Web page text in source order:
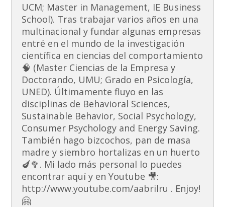
UCM; Master in Management, IE Business
School). Tras trabajar varios años en una
multinacional y fundar algunas empresas
entré en el mundo de la investigación
científica en ciencias del comportamiento
🧠 (Master Ciencias de la Empresa y
Doctorando, UMU; Grado en Psicología,
UNED). Últimamente fluyo en las
disciplinas de Behavioral Sciences,
Sustainable Behavior, Social Psychology,
Consumer Psychology and Energy Saving.
También hago bizcochos, pan de masa
madre y siembro hortalizas en un huerto
🍆🥦. Mi lado más personal lo puedes
encontrar aquí y en Youtube 🎥:
http://www.youtube.com/aabrilru . Enjoy!
🤗